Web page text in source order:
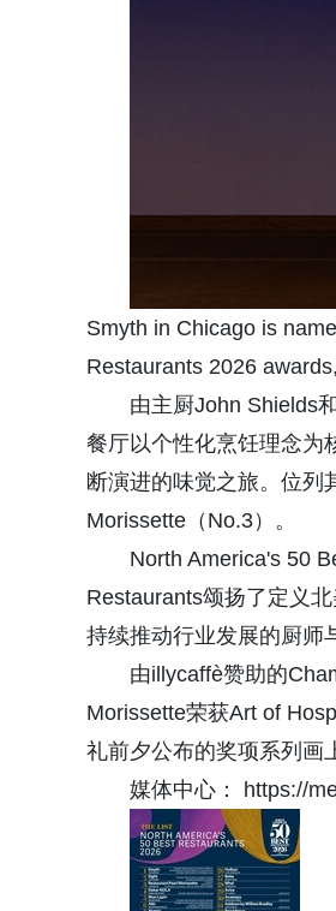
Smyth in Chicago is
Restaurants 2026
由主厨John Shields
餐厅以个性化烹饪理念为
断演进的味觉之旅。位列
Morissette（No.3）。
North America's 50
Restaurants颂扬了定义
持续推动行业发展的厨师
由illycaffè赞助的
Morissette荣获Art of
礼前夕公布的奖项系列画
媒体中心： https://